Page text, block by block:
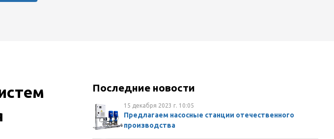
Последние новости
15 декабря 2023 г. 10:05
Предлагаем насосные станции отечественного
производства